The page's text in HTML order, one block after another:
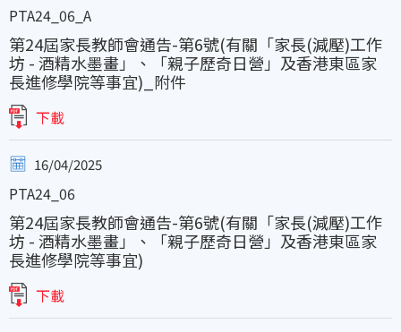
PTA24_06_A
第24屆家長教師會通告-第6號(有關「家長(減壓)工作
坊 - 酒精水墨畫」、「親子歷奇日營」及香港東區家
長進修學院等事宜)_附件
下載
16/04/2025
PTA24_06
第24屆家長教師會通告-第6號(有關「家長(減壓)工作
坊 - 酒精水墨畫」、「親子歷奇日營」及香港東區家
長進修學院等事宜)
下載